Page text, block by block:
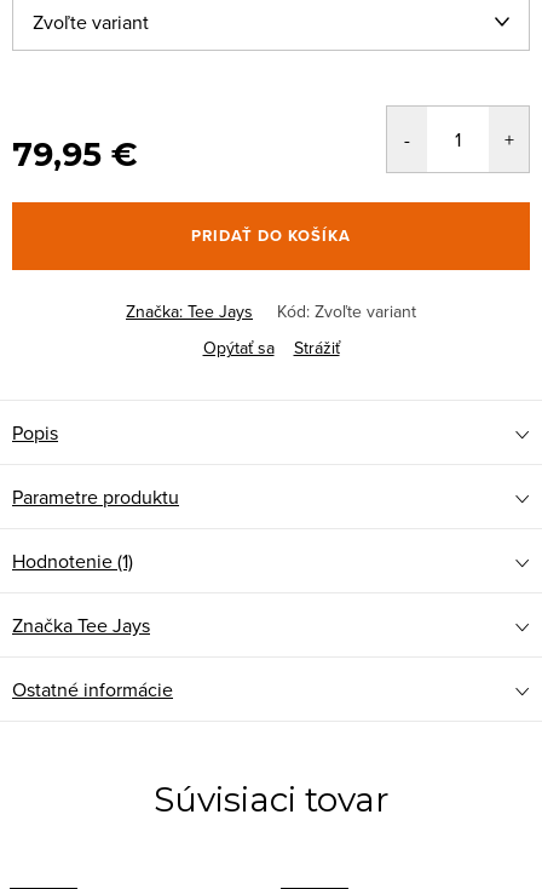
79,95 €
PRIDAŤ DO KOŠÍKA
Značka: Tee Jays Kód: Zvoľte variant
Opýtať sa
Strážiť
Popis
Parametre produktu
Hodnotenie (1)
ZnačkaTee Jays
Ostatné informácie
Súvisiaci tovar